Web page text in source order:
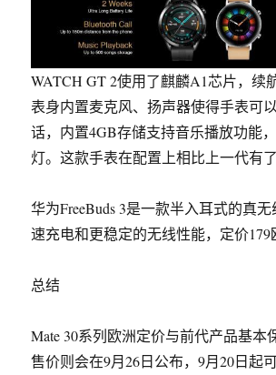
WATCH GT 2使用了麒麟A1芯片，续
表身内置麦克风、扬声器使得手表可
话，内置4GB存储支持音乐播放功能
灯。这款手表在配置上相比上一代有
华为FreeBuds 3是一款半入耳式的真
速充电和更稳定的无线性能，定价179
总结
Mate 30系列欧洲定价与前代产品基本
售价则会在9月26日公布，9月20日起